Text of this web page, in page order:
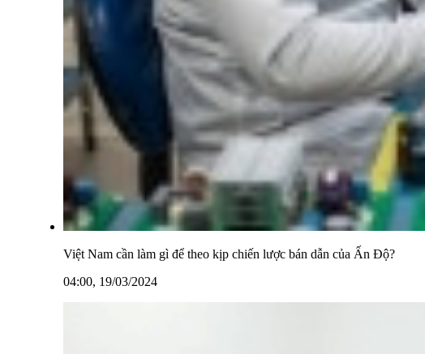
Việt Nam cần làm gì để theo kịp chiến lược bán dẫn của Ấn Độ?
04:00, 19/03/2024